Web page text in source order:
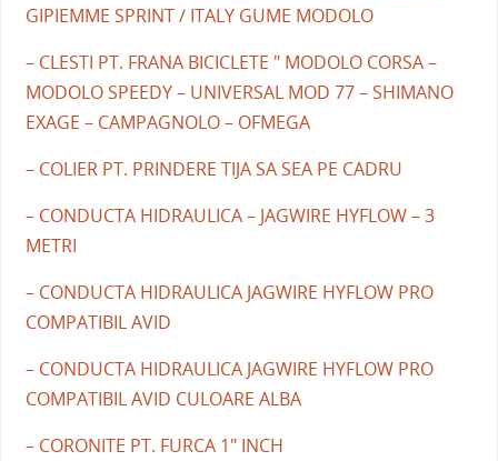
GIPIEMME SPRINT / ITALY GUME MODOLO
– CLESTI PT. FRANA BICICLETE " MODOLO CORSA –
MODOLO SPEEDY – UNIVERSAL MOD 77 – SHIMANO
EXAGE – CAMPAGNOLO – OFMEGA
– COLIER PT. PRINDERE TIJA SA SEA PE CADRU
– CONDUCTA HIDRAULICA – JAGWIRE HYFLOW – 3
METRI
– CONDUCTA HIDRAULICA JAGWIRE HYFLOW PRO
COMPATIBIL AVID
– CONDUCTA HIDRAULICA JAGWIRE HYFLOW PRO
COMPATIBIL AVID CULOARE ALBA
– CORONITE PT. FURCA 1" INCH